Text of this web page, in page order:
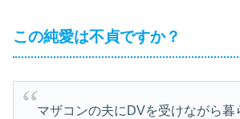
この純愛は不貞ですか？
マザコンの夫にDVを受けながら暮